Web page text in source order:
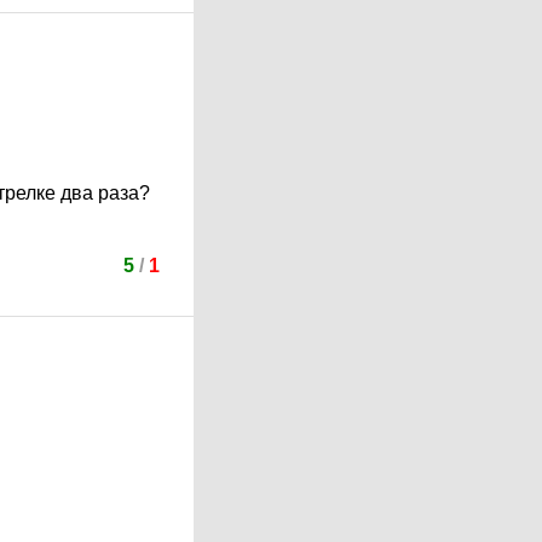
два раза?
5/ 1